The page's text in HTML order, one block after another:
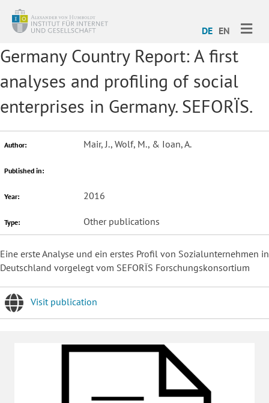
DE EN
Germany Country Report: A first
analyses and profiling of social
enterprises in Germany. SEFORÏS.
Author: Mair, J., Wolf, M., & Ioan, A.
Published in:
Year: 2016
Type: Other publications
Eine erste Analyse und ein erstes Profil von Sozialunternehmen in
Deutschland vorgelegt vom SEFORÏS Forschungskonsortium
Visit publication